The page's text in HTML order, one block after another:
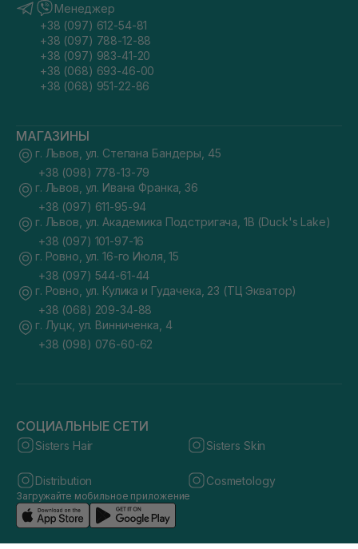
Менеджер
+38 (097) 612-54-81
+38 (097) 788-12-88
+38 (097) 983-41-20
+38 (068) 693-46-00
+38 (068) 951-22-86
МАГАЗИНЫ
г. Львов, ул. Степана Бандеры, 45
+38 (098) 778-13-79
г. Львов, ул. Ивана Франка, 36
+38 (097) 611-95-94
г. Львов, ул. Академика Подстригача, 1В (Duck's Lake)
+38 (097) 101-97-16
г. Ровно, ул. 16-го Июля, 15
+38 (097) 544-61-44
г. Ровно, ул. Кулика и Гудачека, 23 (ТЦ Экватор)
+38 (068) 209-34-88
г. Луцк, ул. Винниченка, 4
+38 (098) 076-60-62
СОЦИАЛЬНЫЕ СЕТИ
Sisters Hair Sisters Skin
Distribution Cosmetology
Загружайте мобильное приложение